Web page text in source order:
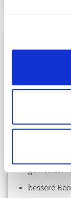
Pooling-
bessere